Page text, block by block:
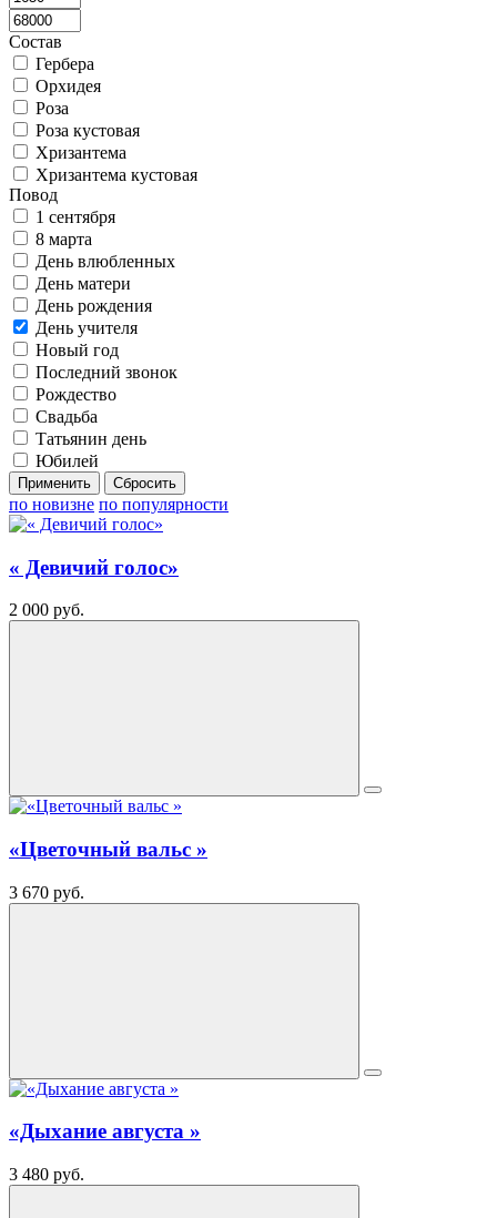
Состав
Гербера
Орхидея
Роза
Роза кустовая
Хризантема
Хризантема кустовая
Повод
1 сентября
8 марта
День влюбленных
День матери
День рождения
День учителя
Новый год
Последний звонок
Рождество
Свадьба
Татьянин день
Юбилей
Применить
по новизне по популярности
« Девичий голос»
2 000 руб.
«Цветочный вальс »
3 670 руб.
«Дыхание августа »
3 480 руб.